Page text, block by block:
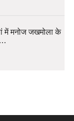
में मनोज जखमोला के